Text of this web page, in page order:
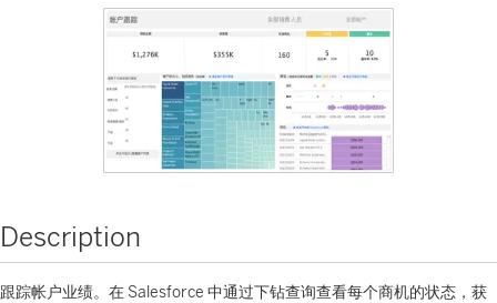
Description
跟踪帐户业绩。在 Salesforce 中通过下钻查询查看每个商机的状态，获